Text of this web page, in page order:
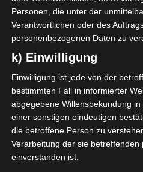
Emma hat
und somit
Personen, die unter der
Verantwortlichen oder des
personenbezogenen Daten zu
k) Einwilligung
Einwilligung ist jede von der
bestimmten Fall in informierter
abgegebene Willensbekundung
einer sonstigen eindeutigen
die betroffene Person zu
Verarbeitung der sie
einverstanden ist.